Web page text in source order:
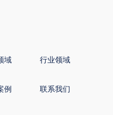
域 行业领域
例 联系我们